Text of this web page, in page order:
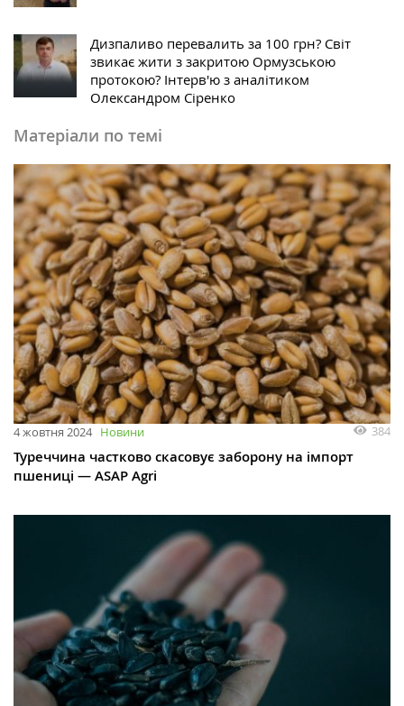
Дизпаливо перевалить за 100 грн? Світ
звикає жити з закритою Ормузською
протокою? Інтерв'ю з аналітиком
Олександром Сіренко
Матеріали по темі
4 жовтня 2024 Новини 384
Туреччина частково скасовує заборону на імпорт
пшениці — ASAP Agri